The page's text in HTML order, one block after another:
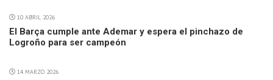
10 ABRIL 2026
El Barça cumple ante Ademar y espera el pinchazo de
Logroño para ser campeón
14 MARZO 2026